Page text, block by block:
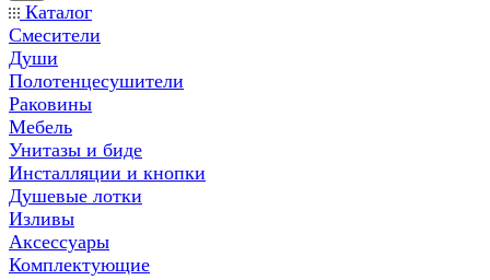
Каталог
Смесители
Души
Полотенцесушители
Раковины
Мебель
Унитазы и биде
Инсталляции и кнопки
Душевые лотки
Изливы
Аксессуары
Комплектующие